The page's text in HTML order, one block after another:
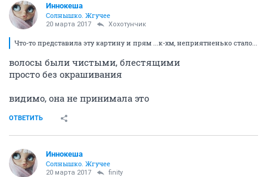
Иннокеша
Солнышко. Жгучее
20 марта 2017 Хохотунчик
Что-то представила эту картину и прям ...к-хм, неприятненько стало...
волосы были чистыми, блестящими
просто без окрашивания
видимо, она не принимала это
ОТВЕТИТЬ
Иннокеша
Солнышко. Жгучее
20 марта 2017 finity